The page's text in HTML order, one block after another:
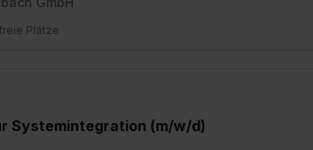
Plätze
Systemintegration (m/w/d)